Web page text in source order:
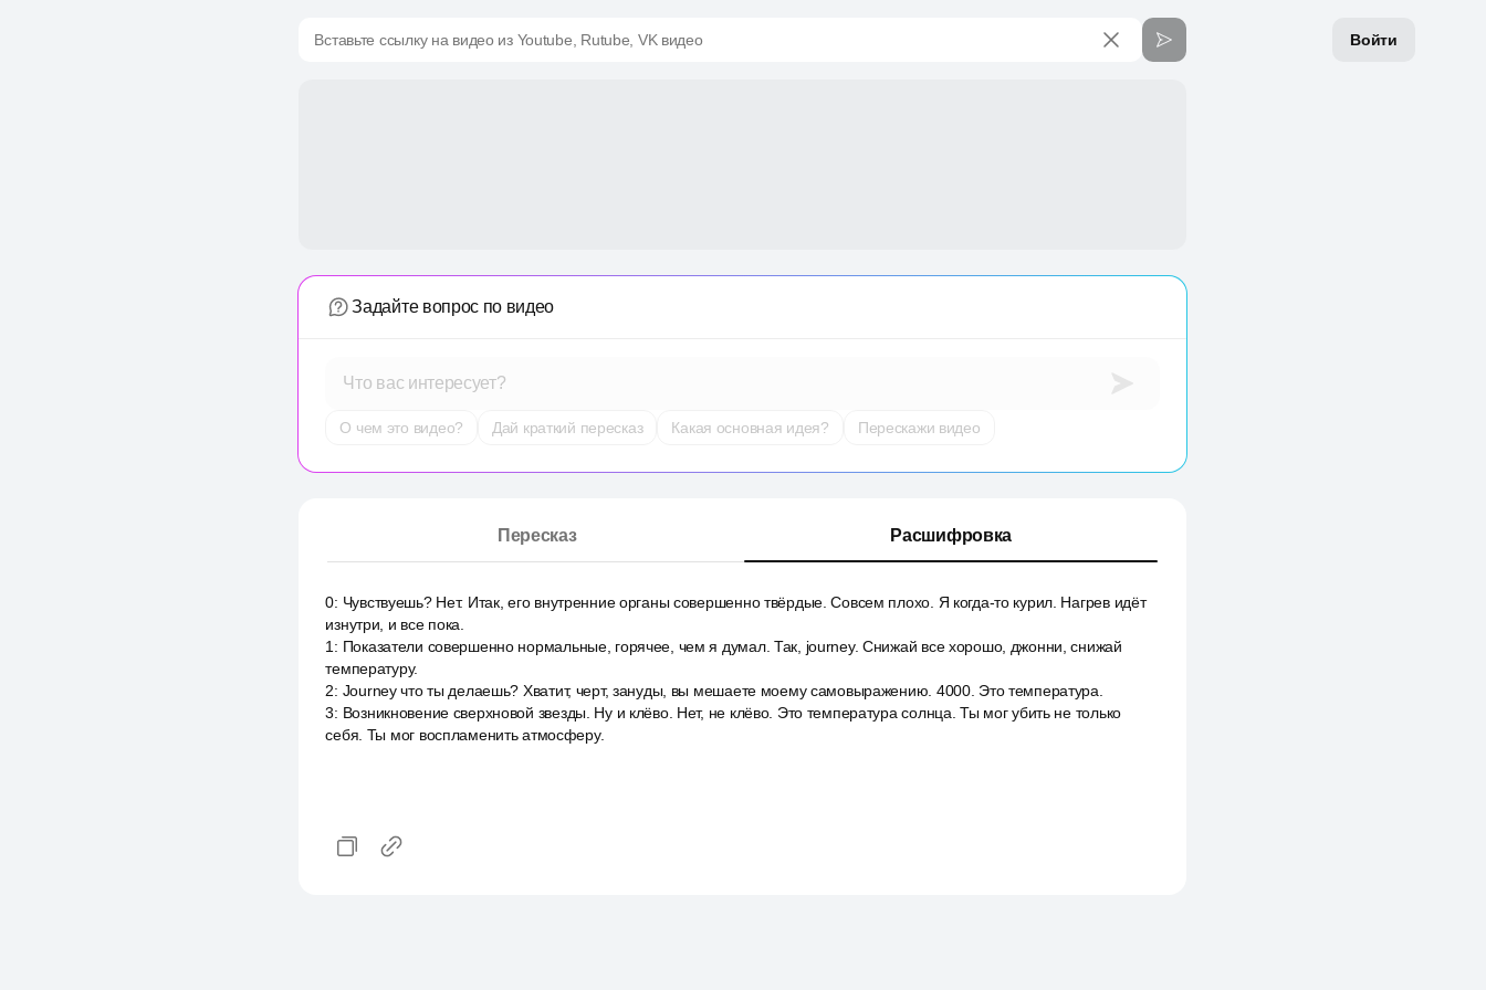
Войти
Вставьте ссылку на видео из Youtube, Rutube, VK видео
Задайте вопрос по видео
Что вас интересует?
О чем это видео? Дай краткий пересказ Какая основная идея? Перескажи видео
Пересказ Расшифровка
0: Чувствуешь? Нет. Итак, его внутренние органы совершенно твёрдые. Совсем плохо. Я когда-то курил. Нагрев идёт
изнутри, и все пока.
1 : Показатели совершенно нормальные, горячее, чем я думал. Так, journey. Снижай все хорошо, джонни, снижай
температуру.
2: Journey что ты делаешь? Хватит, черт, зануды, вы мешаете моему самовыражению. 4000. Это температура.
3: Возникновение сверхновой звезды. Ну и клёво. Нет, не клёво. Это температура солнца. Ты мог убить не только
себя. Ты мог воспламенить атмосферу.